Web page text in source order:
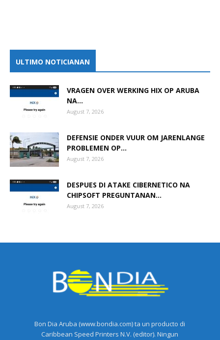
ULTIMO NOTICIANAN
VRAGEN OVER WERKING HIX OP ARUBA
NA...
August 7, 2026
DEFENSIE ONDER VUUR OM JARENLANGE
PROBLEMEN OP...
August 7, 2026
DESPUES DI ATAKE CIBERNETICO NA
CHIPSOFT PREGUNTANAN...
August 7, 2026
Bon Dia Aruba (www.bondia.com) ta un producto di
Caribbean Speed Printers N.V. (editor). Ningun